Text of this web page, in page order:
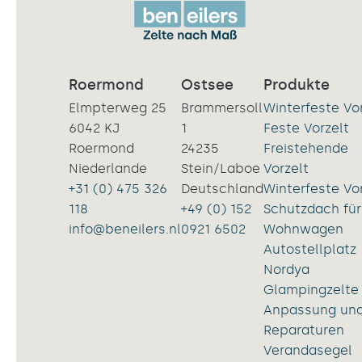
Roermond
Elmpterweg 25
6042 KJ
Roermond
Niederlande
+31 (0) 475 326
118
info@beneilers.nl
Ostsee
Brammersoll
1
24235
Stein/Laboe
Deutschland
+49 (0) 152
0921 6502
Produkte
Winterfeste
Feste Vorzelt
Freistehende
Vorzelt
Winterfeste
Schutzdach für
Wohnwagen
Autostellplatz
Nordya
Glampingzelte
Anpassung
Reparaturen
Verandasegel